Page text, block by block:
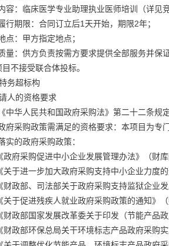
容：临床医学专业助理执业医师培训（详见
行期限：合同订立后1天开始，期限2年；
点：甲方指定地点；
量：供方负责按需方要求提供全部服务并保
不接受联合体投标。
务超标构
人的资格要求
中华人民共和国政府采购法》第二十二条规
府采购政策需满足的资格要求：本项目为专
实的政府采购政策：
政府采购促进中小企业发展管理办法》（财
关于进一步加大政府采购支持中小企业力度
财政部、司法部关于政府采购支持监狱企业
关于促进残疾人就业政府采购政策的通知》
财政部国家发展改革委关于印发（节能产品
财政部环保总局关干环境标志产品政府采购